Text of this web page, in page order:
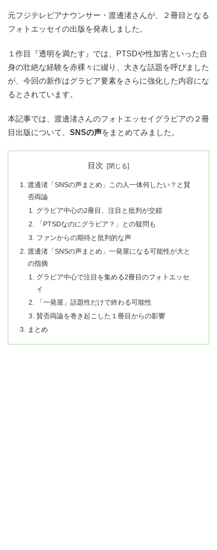
元フジテレビアナウンサー・渡邊渚さんが、２冊目となる
フォトエッセイの出版を発表しました。
１作目『透明を満たす』では、PTSDや性加害といった自
身の壮絶な経験を赤裸々に綴り、大きな話題を呼びました
が、今回の新作はグラビア要素をさらに強化した内容にな
るとされています。
本記事では、渡邊渚さんのフォトエッセイグラビアの２冊
目出版について、 SNSの声をまとめてみました。
目次
渡邊渚「SNSの声まとめ」この人一体何したい？と賛
否両論
グラビア中心の2冊目、注目と批判が交錯
「PTSDなのにグラビア？」との疑問も
ファンからの期待と批判的な声
渡邊渚「SNSの声まとめ」一発屋になる可能性が大と
の指摘
グラビア中心で注目を集める2冊目のフォトエッセ
イ
「一発屋」話題性だけで終わる可能性
賛否両論を巻き起こした１冊目からの影響
まとめ